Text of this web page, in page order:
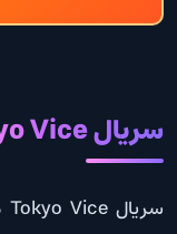
سریال Tokyo Vice